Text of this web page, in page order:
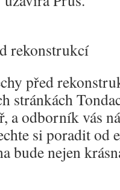
rekonstrukcí
před
stránkách
a odborník vás
si poradit od
bude nejen